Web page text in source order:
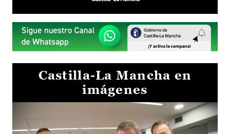
Castilla-La Mancha en
imágenes